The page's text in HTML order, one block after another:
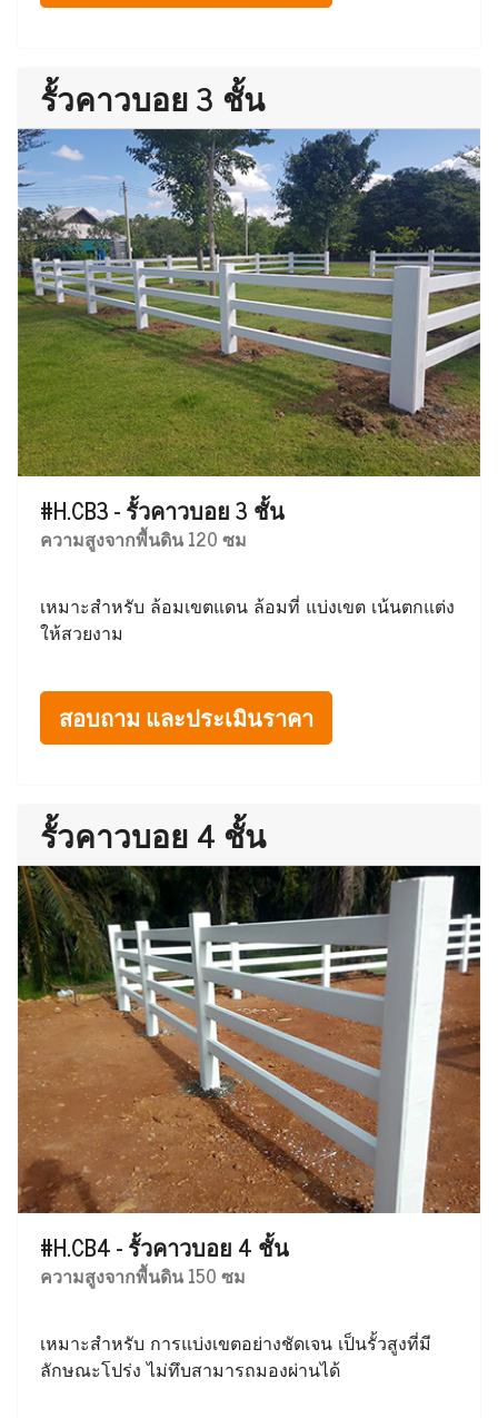
รั้วคาวบอย 3 ชั้น
#H.CB3 - รั้วคาวบอย 3 ชั้น
ความสูงจากพื้นดิน 120 ซม
เหมาะสำหรับ ล้อมเขตแดน ล้อมที่ แบ่งเขต เน้นตกแต่ง
ให้สวยงาม
สอบถาม และประเมินราคา
รั้วคาวบอย 4 ชั้น
#H.CB4 - รั้วคาวบอย 4 ชั้น
ความสูงจากพื้นดิน 150 ซม
เหมาะสำหรับ การแบ่งเขตอย่างชัดเจน เป็นรั้วสูงที่มี
ลักษณะโปร่ง ไม่ทึบสามารถมองผ่านได้